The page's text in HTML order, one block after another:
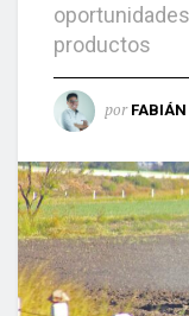
productos
por